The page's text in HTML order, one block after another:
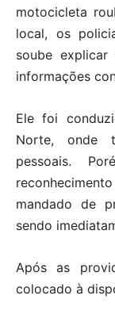
motocicleta
local, os
soube
informações
Ele foi
Norte, onde
pessoais.
mandado de
sendo
Após as
colocado à